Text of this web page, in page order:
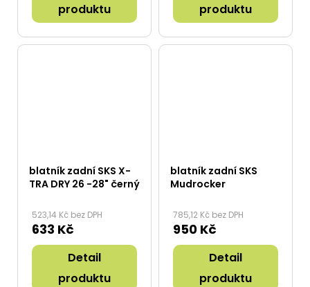
produktu
produktu
blatník zadní SKS X-
TRA DRY 26 -28" černý
523,14 Kč bez DPH
633 Kč
Detail
produktu
blatník zadní SKS
Mudrocker
785,12 Kč bez DPH
950 Kč
Detail
produktu